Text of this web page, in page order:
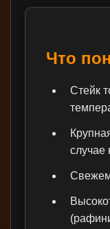
Что
Стейк
случае